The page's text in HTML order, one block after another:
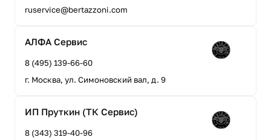
ruservice@bertazzoni.com
АЛФА Сервис
8 (495) 139-66-60
г. Москва, ул. Симоновский вал, д. 9
ИП Пруткин (ТК Сервис)
8 (343) 319-40-96